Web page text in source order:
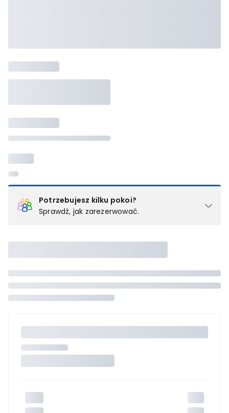
Potrzebujesz kilku pokoi?
Sprawdź, jak zarezerwować.
pokoju (lub apartamencie, willi itd.). Wybierz jedną z ofert z listy
i zarezerwuj ją. Zrób oddzielne rezerwacje dla każdego
kolejnego pokoju lubskontaktuj się z nami,by złożyć
zamówienie u naszego doradcy.
Maksymalna liczba uczestników
maksymalny limit dla 1 pokoju.